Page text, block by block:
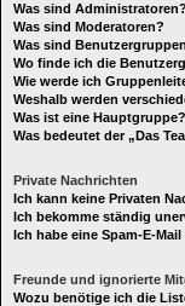
Was sind Administratoren?
Was sind Moderatoren?
Was sind
Wo finde ich die
Wie werde ich
Weshalb werden
Was ist eine Hauptgruppe?
Was bedeutet der „Das
Private Nachrichten
Ich kann keine Privaten
Ich bekomme ständig
Ich habe eine Spam-E-
Freunde und ignorierte
Wozu benötige ich die